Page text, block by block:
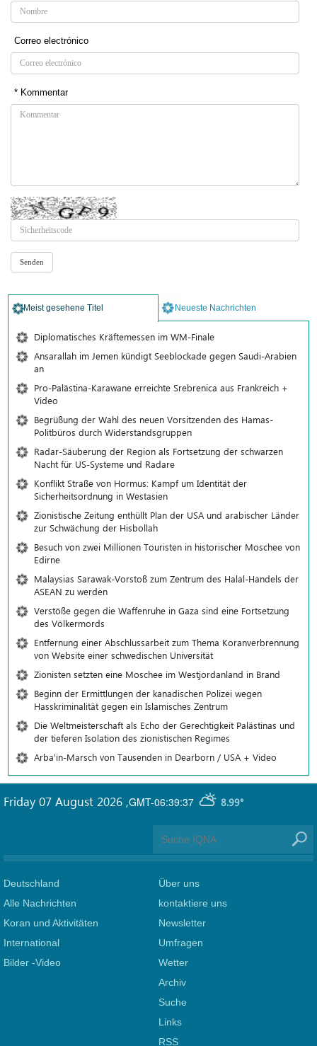
Correo electrónico
* Kommentar
Meist gesehene Titel Neueste Nachrichten
Diplomatisches Kräftemessen im WM-Finale
Ansarallah im Jemen kündigt Seeblockade gegen Saudi-Arabien
an
Pro-Palästina-Karawane erreichte Srebrenica aus Frankreich +
Video
Begrüßung der Wahl des neuen Vorsitzenden des Hamas-
Politbüros durch Widerstandsgruppen
Radar-Säuberung der Region als Fortsetzung der schwarzen
Nacht für US-Systeme und Radare
Konflikt Straße von Hormus: Kampf um Identität der
Sicherheitsordnung in Westasien
Zionistische Zeitung enthüllt Plan der USA und arabischer Länder
zur Schwächung der Hisbollah
Besuch von zwei Millionen Touristen in historischer Moschee von
Edirne
Malaysias Sarawak-Vorstoß zum Zentrum des Halal-Handels der
ASEAN zu werden
Verstöße gegen die Waffenruhe in Gaza sind eine Fortsetzung
des Völkermords
Entfernung einer Abschlussarbeit zum Thema Koranverbrennung
von Website einer schwedischen Universität
Zionisten setzten eine Moschee im Westjordanland in Brand
Beginn der Ermittlungen der kanadischen Polizei wegen
Hasskriminalität gegen ein Islamisches Zentrum
Die Weltmeisterschaft als Echo der Gerechtigkeit Palästinas und
der tieferen Isolation des zionistischen Regimes
Arba'in-Marsch von Tausenden in Dearborn / USA + Video
GMT-06:39:37 8.99°
Friday 07 August 2026 ,
Deutschland
Alle Nachrichten
Koran und Aktivitäten
International
Bilder -Video
Über uns
kontaktiere uns
Newsletter
Umfragen
Wetter
Archiv
Suche
Links
RSS